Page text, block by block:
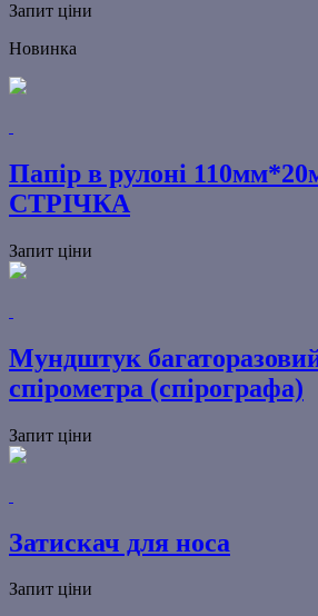
Запит ціни
Новинка
Папір в рулоні
СТРІЧКА
Запит ціни
Мундштук
спірометра (спірографа)
Запит ціни
Затискач для носа
Запит ціни